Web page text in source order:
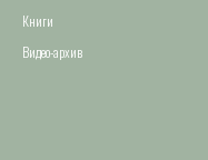
Книги
Видео-архив